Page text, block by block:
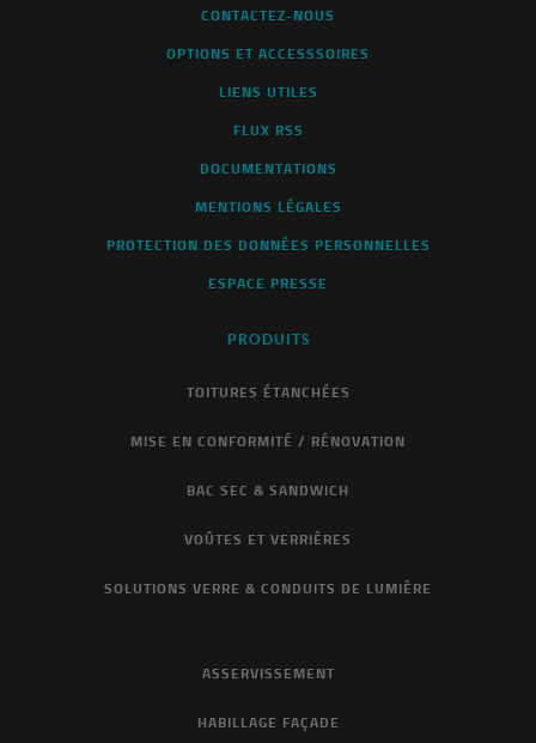
CONTACTEZ-NOUS
OPTIONS ET ACCESSSOIRES
LIENS UTILES
FLUX RSS
DOCUMENTATIONS
MENTIONS LÉGALES
PROTECTION DES DONNÉES PERSONNELLES
ESPACE PRESSE
PRODUITS
TOITURES ÉTANCHÉES
MISE EN CONFORMITÉ / RÉNOVATION
BAC SEC & SANDWICH
VOÛTES ET VERRIÈRES
SOLUTIONS VERRE & CONDUITS DE LUMIÈRE
ASSERVISSEMENT
HABILLAGE FAÇADE